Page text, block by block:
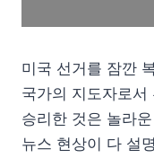
미국 선거를 잠깐
국가의 지도자로
승리한 것은 놀라
뉴스 현상이 다 설